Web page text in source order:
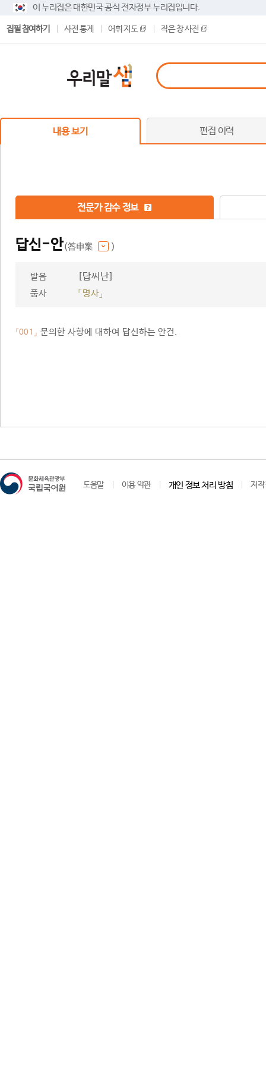
이 누리집은 대한민국 공식 전자정부 누리집입니다.
집필 참여하기 사전 통계 어휘 지도 작은 창 사전
내용 보기 편집 이력
전문가 감수 정보
답신-안(答申案 )
발음 [답씨난]
품사 「명사」
「001」 문의한 사항에 대하여 답신하는 안건.
도움말 이용 약관 개인 정보 처리 방침 저